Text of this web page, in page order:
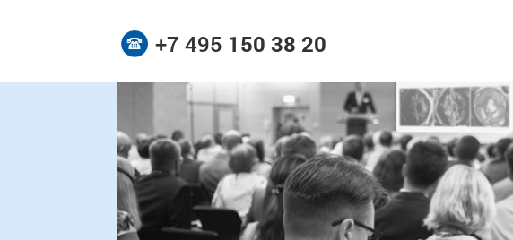
+7 495 150 38 20